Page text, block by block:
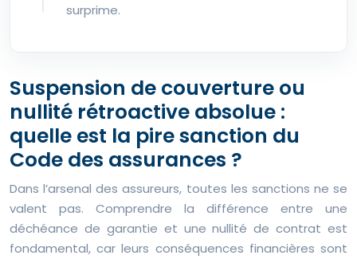
surprime.
Suspension de couverture ou
nullité rétroactive absolue :
quelle est la pire sanction du
Code des assurances ?
Dans l’arsenal des assureurs, toutes les sanctions ne se
valent pas. Comprendre la différence entre une
déchéance de garantie et une nullité de contrat est
fondamental, car leurs conséquences financières sont